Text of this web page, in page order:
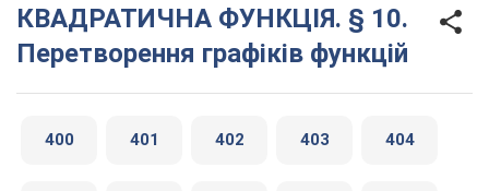
КВАДРАТИЧНА ФУНКЦІЯ. § 10.
Перетворення графіків функцій
400 401 402 403 404